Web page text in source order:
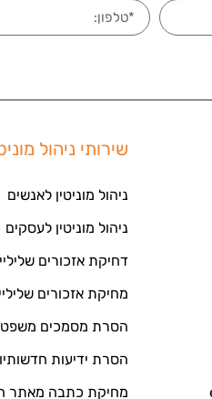
שירותי ניהול
ניהול מוניטין לאנשים
ניהול מוניטין לעסקים
דחיקת אזכורים
מחיקת אזכורים
הסרת מסמכים
הסרת ידיעות
מחיקת כתבה מאתר